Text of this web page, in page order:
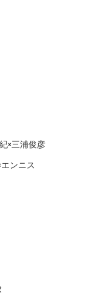
×三浦俊彦
ンニス